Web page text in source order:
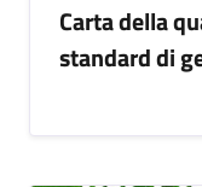
Carta della
standard di